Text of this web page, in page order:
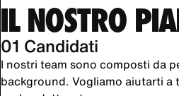
IL NOSTRO
01 Candidati
I nostri team sono composti da
background. Vogliamo aiutarti a